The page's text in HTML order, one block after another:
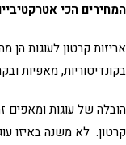
הכי אטרקטיביים
קרטון לעוגותהן
מאפיות
של עוגות ומאפים
לא משנה באיזו עוגה